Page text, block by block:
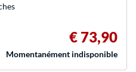
€ 73,90
Momentanément indisponible